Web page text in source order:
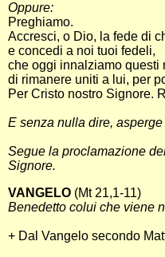
Oppure:
Preghiamo.
Accresci, o Dio, la fede di
e concedi a noi tuoi fedeli,
che oggi innalziamo questi
di rimanere uniti a lui, per
Per Cristo nostro Signore.
E senza nulla dire,
Segue la proclamazione
Signore.
VANGELO (Mt 21,1-11)
Benedetto colui che viene
+ Dal Vangelo secondo